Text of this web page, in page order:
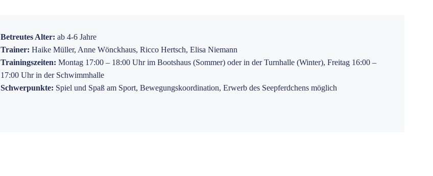
Betreutes Alter: ab 4-6 Jahre
Trainer: Haike Müller, Anne Wönckhaus, Ricco Hertsch, Elisa Niemann
Trainingszeiten: Montag 17:00 – 18:00 Uhr im Bootshaus (Sommer) oder in der Turnhalle (Winter), Freitag 16:00 –
17:00 Uhr in der Schwimmhalle
Schwerpunkte: Spiel und Spaß am Sport, Bewegungskoordination, Erwerb des Seepferdchens möglich